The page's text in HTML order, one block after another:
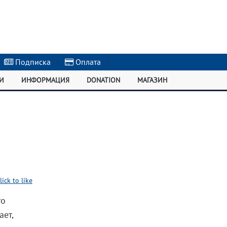
Подписка | Оплата |
ИНФОРМАЦИЯ DONATION МАГАЗИН
to like